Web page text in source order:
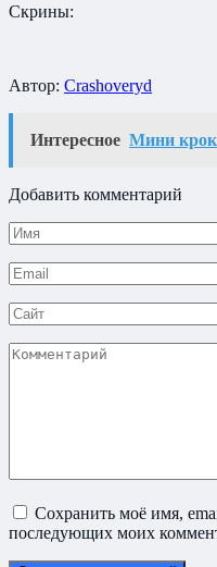
Скрины:
Автор: Crashoveryd
Интересное Мини
Добавить комментарий
Имя
*
Email
*
Сайт
Комментарий
Сохранить моё имя,
последующих моих